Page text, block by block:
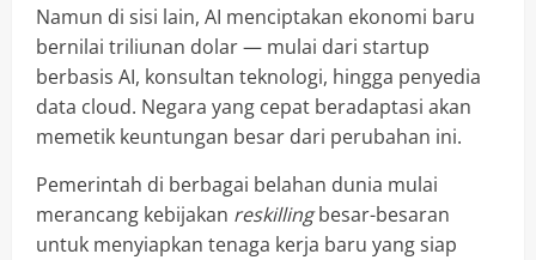
Namun di sisi lain, AI menciptakan ekonomi baru
bernilai triliunan dolar — mulai dari startup
berbasis AI, konsultan teknologi, hingga penyedia
data cloud. Negara yang cepat beradaptasi akan
memetik keuntungan besar dari perubahan ini.
Pemerintah di berbagai belahan dunia mulai
merancang kebijakan reskillingbesar-besaran
untuk menyiapkan tenaga kerja baru yang siap